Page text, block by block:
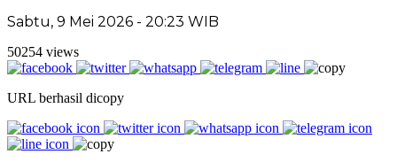
Sabtu, 9 Mei 2026 - 20:23 WIB
50254 views
URL berhasil dicopy